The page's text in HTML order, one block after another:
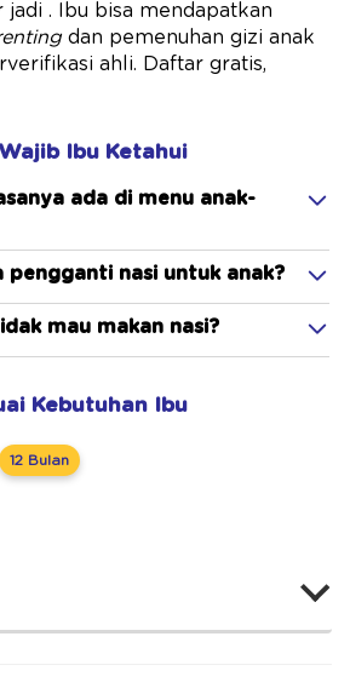
. Ibu bisa mendapatkan
dan pemenuhan gizi anak
ahli. Daftar gratis,
Ibu Ketahui
ada di menu anak-
pengganti nasi untuk anak?
mau makan nasi?
Kebutuhan Ibu
12 Bulan